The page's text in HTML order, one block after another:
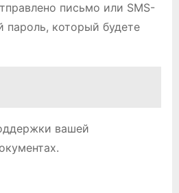
письмо или SMS-
который будете
вашей